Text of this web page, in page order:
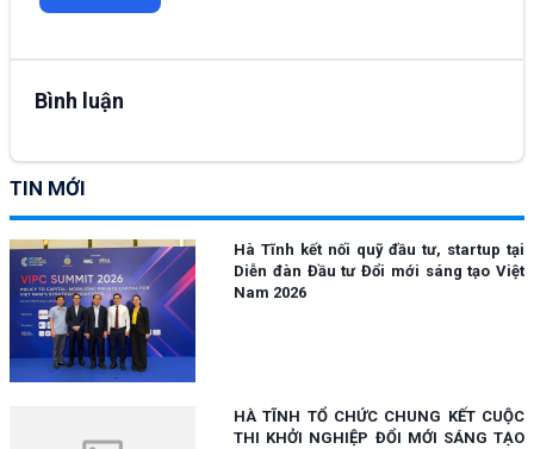
Bình luận
TIN MỚI
Hà Tĩnh kết nối quỹ đầu tư, startup tại
Diễn đàn Đầu tư Đổi mới sáng tạo Việt
Nam 2026
HÀ TĨNH TỔ CHỨC CHUNG KẾT CUỘC
THI KHỞI NGHIỆP ĐỔI MỚI SÁNG TẠO